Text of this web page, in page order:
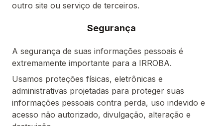
outro site ou serviço de terceiros.
Segurança
A segurança de suas informações pessoais é
extremamente importante para a IRROBA.
Usamos proteções físicas, eletrônicas e
administrativas projetadas para proteger suas
informações pessoais contra perda, uso indevido e
acesso não autorizado, divulgação, alteração e